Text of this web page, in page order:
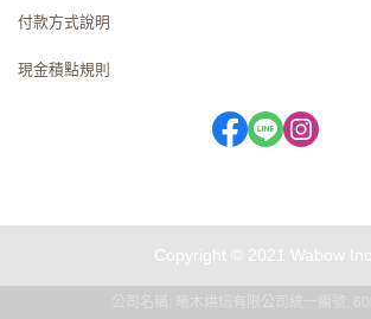
付款方式說明
現金積點規則
Copyright © 2021 Wabow Inc.